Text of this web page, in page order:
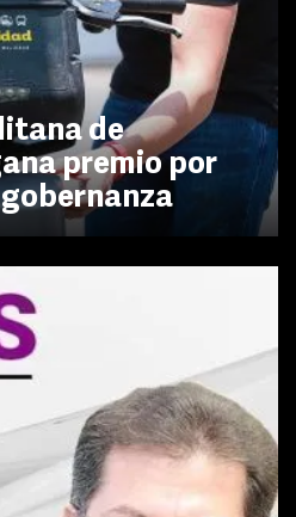
de
premio por